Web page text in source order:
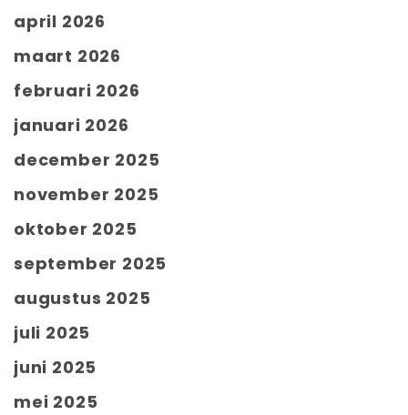
april 2026
maart 2026
februari 2026
januari 2026
december 2025
november 2025
oktober 2025
september 2025
augustus 2025
juli 2025
juni 2025
mei 2025